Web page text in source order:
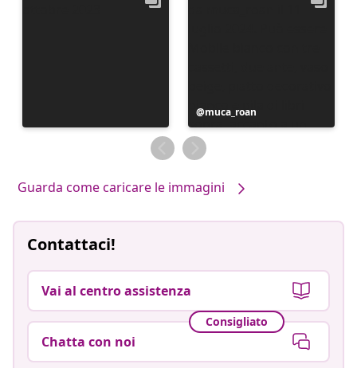
Post
pubblicato
da
muca_roan
Guarda come caricare le immagini
Contattaci!
Vai al centro assistenza
Consigliato
Chatta con noi